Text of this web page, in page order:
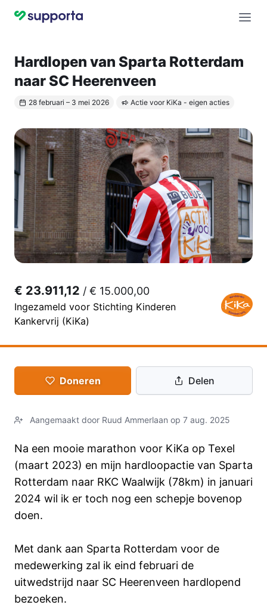
Hardlopen van Sparta Rotterdam
naar SC Heerenveen
28 februari – 3 mei 2026 Actie voor KiKa - eigen acties
€ 23.911,12 / € 15.000,00
Ingezameld voor Stichting Kinderen
Kankervrij (KiKa)
Doneren Delen
Aangemaakt door Ruud Ammerlaan op 7 aug. 2025
Na een mooie marathon voor KiKa op Texel
(maart 2023) en mijn hardloopactie van Sparta
Rotterdam naar RKC Waalwijk (78km) in januari
2024 wil ik er toch nog een schepje bovenop
doen.
Met dank aan Sparta Rotterdam voor de
medewerking zal ik eind februari de
uitwedstrijd naar SC Heerenveen hardlopend
bezoeken.